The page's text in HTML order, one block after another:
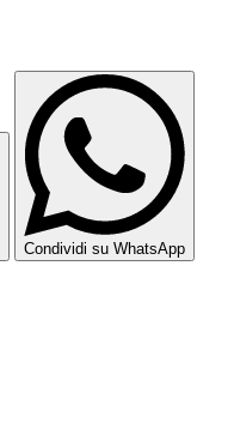
Condividi su WhatsApp